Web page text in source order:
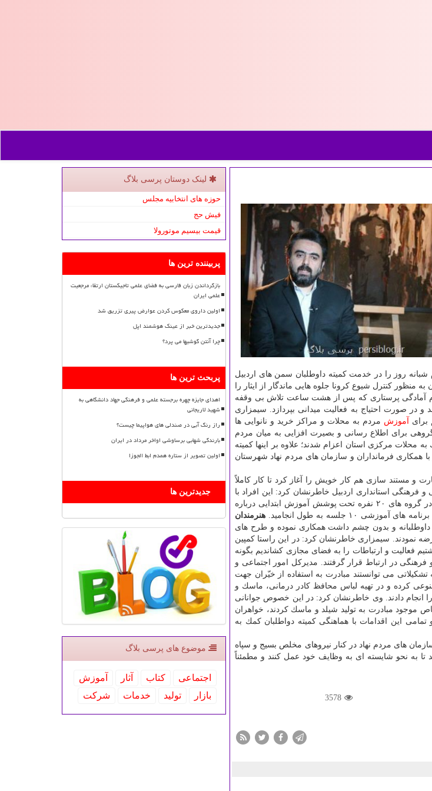
روز را در خدمت كمیته داوطلبان سمن های اردبیل
كنترل شیوع كرونا جلوه هایی ماندگار از ایثار را
آمادگی پرستاری كه پس از هشت ساعت تلاش بی وقفه
در صورت احتیاج به فعالیت میدانی بپردازد. سیمزاری
برای
آموزش مردم به محلات و مراكز خرید و نانوایی ها
برای اطلاع رسانی و بصیرت افزایی به میان مردم
مركزی استان اعزام شدند؛ علاوه بر اینها كمیته
همكاری فرمانداران و سازمان های مردم نهاد شهرستان
و مستند سازی هم كار خویش را آغاز كرد تا كار كاملاً
استانداری اردبیل خاطرنشان كرد: این افراد با
كمك پزشكان با عنایت به این كه برگزاری جلسات شرایط خاص خویش را می طلبید در گروه های ۲۰ نفره تحت پوشش آموزش ابتدایی درباره
جلسه به طول انجامید.
هنرمندان
و بدون چشم داشت همكاری نموده و طرح های
نمودند. سیمزاری خاطرنشان كرد: در این راستا كمپین
فعالیت و ارتباطات را به فضای مجازی كشاندیم بگونه
و فرهنگی در ارتباط قرار گرفتند. مدیركل امور اجتماعی و
می توانستند مبادرت به استفاده از خیّران جهت
كرده و در تهیه لباس محافظ كادر درمانی، ماسك و
انجام دادند. وی خاطرنشان كرد: در این خصوص جوانانی
موجود مبادرت به تولید شیلد و ماسك كردند، خواهران
این اقدامات با هماهنگی كمیته دواطلبان كمك به
های مردم نهاد در كنار نیروهای مخلص بسیج و سپاه
تا به نحو شایسته ای به وظایف خود عمل كنند و مطمئناً
3578
لینک دوستان پرسی بلاگ
حوزه های انتخابیه مجلس
فیش حج
قیمت بیسیم موتورولا
پربیننده ترین ها
بازگرداندن زبان فارسی به فضای علمی تاجیکستان ارتقاء مرجعیت
علمی ایران
اولین داروی معکوس کردن عوارض پیری تزریق شد
جدیدترین خبر از عینک هوشمند اپل
چرا آنتن گوشیها می پرد؟
پربحث ترین ها
اهدای جایزه چهره برجسته علمی و فرهنگی جهاد دانشگاهی به
شهید لاریجانی
راز رنگ آبی در صندلی های هواپیما چیست؟
بارندگی شهابی برساوشی اواخر مرداد در ایران
اولین تصویر از ستاره همدم ابط الجوزا
جدیدترین ها
موضوع های پرسی بلاگ
اجتماعی كتاب آثار
آموزش
بازار
تولید خدمات شركت